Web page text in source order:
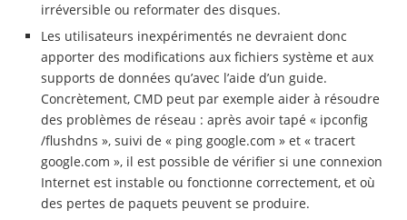
irréversible ou reformater des disques.
Les utilisateurs inexpérimentés ne devraient donc
apporter des modifications aux fichiers système et aux
supports de données qu’avec l’aide d’un guide.
Concrètement, CMD peut par exemple aider à résoudre
des problèmes de réseau : après avoir tapé « ipconfig
/flushdns », suivi de « ping google.com » et « tracert
google.com », il est possible de vérifier si une connexion
Internet est instable ou fonctionne correctement, et où
des pertes de paquets peuvent se produire.